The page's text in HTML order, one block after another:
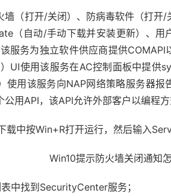
（打开/关闭）、防病毒软件（打开/
（自动/手动下载并安装更新）、
服务为独立软件供应商提供
UI使用该服务在AC控制面板中提供
使用该服务向NAP网络策略服务器
用API，该API允许外部客户以编程
中按Win+R打开运行，然后输入
找到SecurityCenter服务；